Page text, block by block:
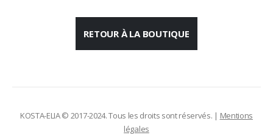
RETOUR À LA BOUTIQUE
KOSTA-ELIA © 2017-2024. Tous les droits sont réservés. | Mentions
légales